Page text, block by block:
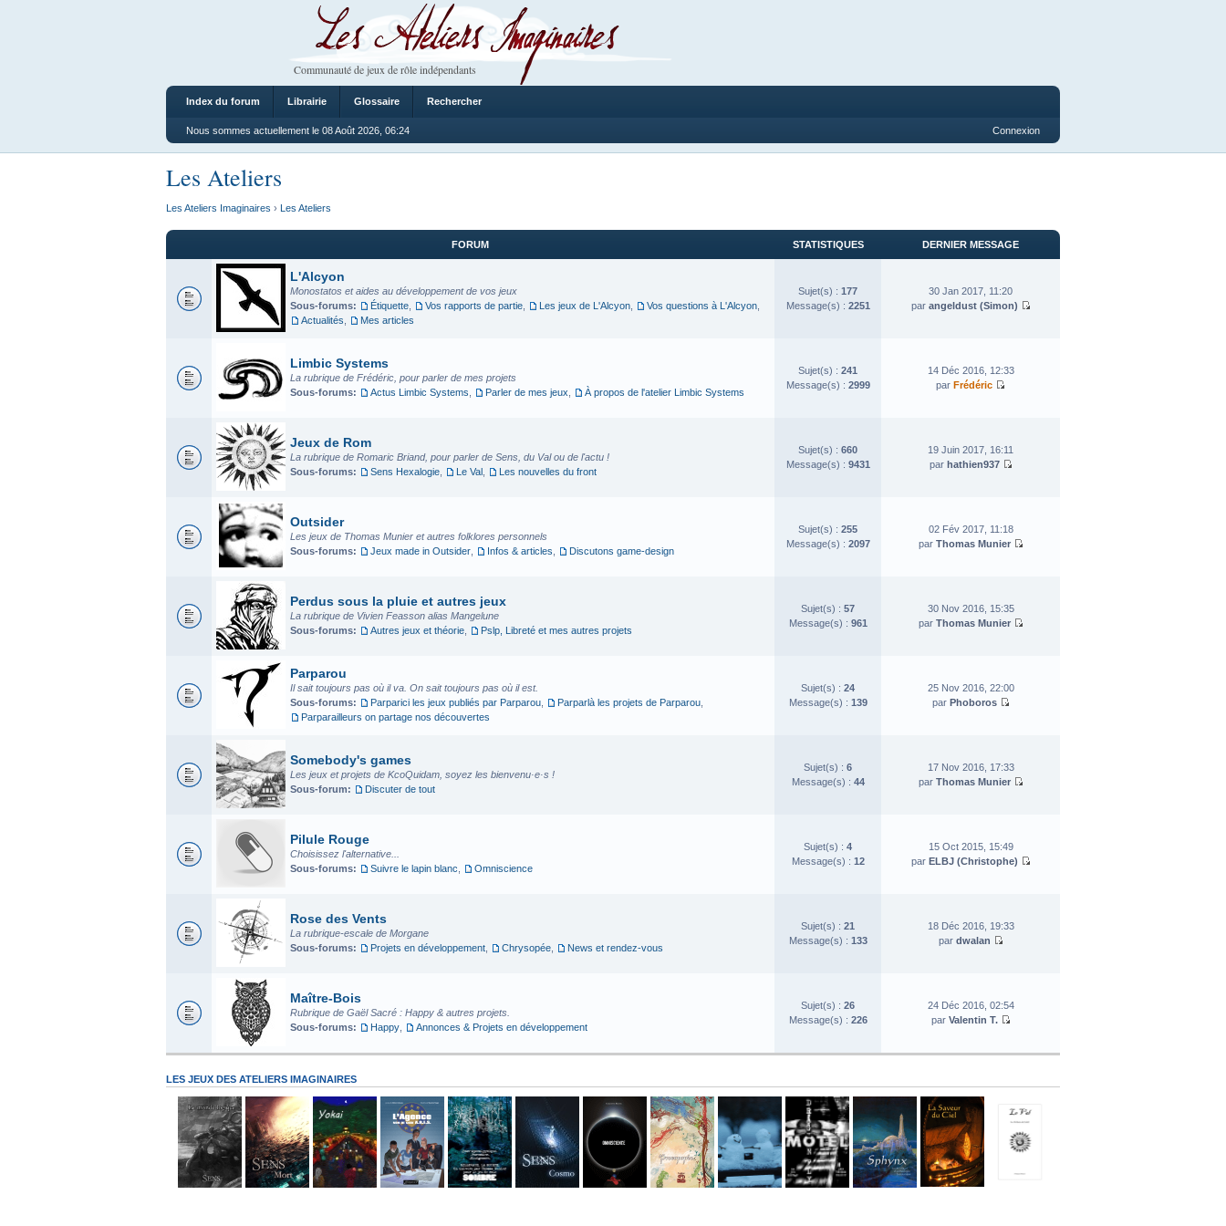
Les Ateliers Imaginaires
Communauté de jeux de rôle indépendants
Index du forum Librairie Glossaire Rechercher
Nous sommes actuellement le 08 Août 2026, 06:24 Connexion
Les Ateliers
Les Ateliers Imaginaires › Les Ateliers
FORUM STATISTIQUES DERNIER MESSAGE
L'Alcyon
Monostatos et aides au développement de vos jeux
Sous-forums:
Étiquette Vos rapports de partie Les jeux de L'Alcyon Vos questions à L'Alcyon
Actualités
Mes articles
Sujet(s) : 177
Message(s) : 2251
30 Jan 2017, 11:20
par angeldust (Simon)
Limbic Systems
La rubrique de Frédéric, pour parler de mes projets
Sous-forums:
Actus Limbic Systems Parler de mes jeux À propos de l'atelier Limbic Systems
Sujet(s) : 241
Message(s) : 2999
14 Déc 2016, 12:33
par Frédéric
Jeux de Rom
La rubrique de Romaric Briand, pour parler de Sens, du Val ou de l'actu !
Sous-forums:
Sens Hexalogie Le Val Les nouvelles du front
Sujet(s) : 660
Message(s) : 9431
19 Juin 2017, 16:11
par hathien937
Outsider
Les jeux de Thomas Munier et autres folklores personnels
Sous-forums:
Jeux made in Outsider Infos & articles Discutons game-design
Sujet(s) : 255
Message(s) : 2097
02 Fév 2017, 11:18
par Thomas Munier
Perdus sous la pluie et autres jeux
La rubrique de Vivien Feasson alias Mangelune
Sous-forums:
Autres jeux et théorie Pslp, Libreté et mes autres projets
Sujet(s) : 57
Message(s) : 961
30 Nov 2016, 15:35
par Thomas Munier
Parparou
Il sait toujours pas où il va. On sait toujours pas où il est.
Sous-forums:
Parparici les jeux publiés par Parparou Parparlà les projets de Parparou
Parparailleurs on partage nos découvertes
Sujet(s) : 24
Message(s) : 139
25 Nov 2016, 22:00
par Phoboros
Somebody's games
Les jeux et projets de KcoQuidam, soyez les bienvenu·e·s !
Sous-forum:
Discuter de tout
Sujet(s) : 6
Message(s) : 44
17 Nov 2016, 17:33
par Thomas Munier
Pilule Rouge
Choisissez l'alternative...
Sous-forums:
Suivre le lapin blanc Omniscience
Sujet(s) : 4
Message(s) : 12
15 Oct 2015, 15:49
par ELBJ (Christophe)
Rose des Vents
La rubrique-escale de Morgane
Sous-forums:
Projets en développement Chrysopée News et rendez-vous
Sujet(s) : 21
Message(s) : 133
18 Déc 2016, 19:33
par dwalan
Maître-Bois
Rubrique de Gaël Sacré : Happy & autres projets.
Sous-forums:
Happy Annonces & Projets en développement
Sujet(s) : 26
Message(s) : 226
24 Déc 2016, 02:54
par Valentin T.
LES JEUX DES ATELIERS IMAGINAIRES